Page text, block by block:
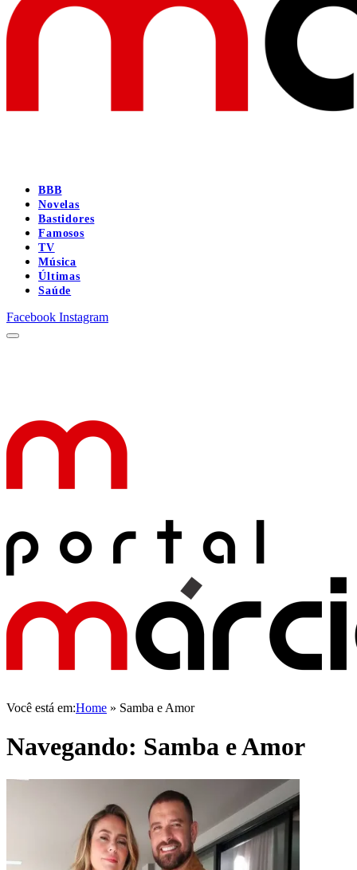
BBB
Novelas
Bastidores
Famosos
TV
Música
Últimas
Saúde
Facebook Instagram
Você está em:Home » Samba e Amor
Navegando: Samba e Amor